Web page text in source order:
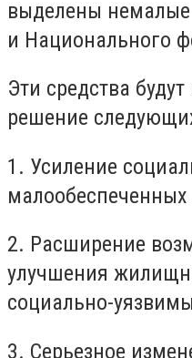
выделены
и Национального
Эти средства
решение
1. Усиление
2. Расширение
улучшения
социально-
3. Серьезное